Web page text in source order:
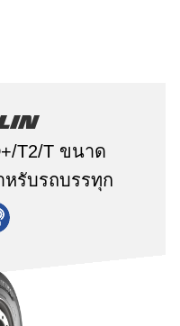
T2/T ขนาด
หรับรถบรรทุก